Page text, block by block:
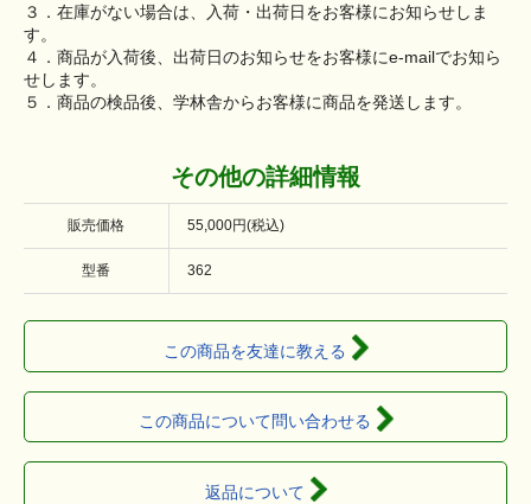
３．在庫がない場合は、入荷・出荷日をお客様にお知らせしま
す。
４．商品が入荷後、出荷日のお知らせをお客様にe-mailでお知ら
せします。
５．商品の検品後、学林舎からお客様に商品を発送します。
その他の詳細情報
販売価格 55,000円(税込)
型番 362
この商品を友達に教える
この商品について問い合わせる
返品について